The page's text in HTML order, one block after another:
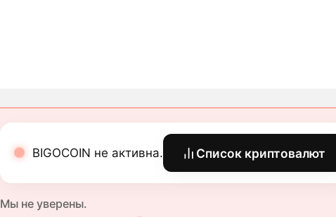
BIGOCOIN не активна. Список криптовалют
Мы не уверены.